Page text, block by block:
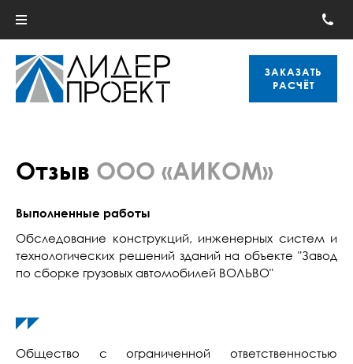
ЗАКАЗАТЬ
РАСЧЁТ
Отзыв ООО «АИКОМ»
Выполненные работы
Обследование конструкций, инженерных систем и
технологических решений зданий на объекте "Завод
по сборке грузовых автомобилей ВОЛЬВО"
Общество с ограниченной ответственностью